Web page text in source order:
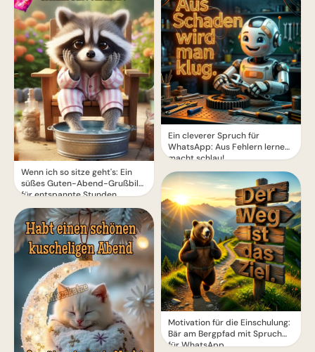
Wenn ich so sitze geht's: Ein
süßes Guten-Abend-Grußbild
für entspannte Stunden
Ein cleverer Spruch für
WhatsApp: Aus Fehlern lernen
macht schlau!
Motivation für die Einschulung:
Bär am Bergpfad mit Spruch
für WhatsApp